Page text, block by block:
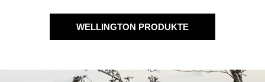
WELLINGTON PRODUKTE